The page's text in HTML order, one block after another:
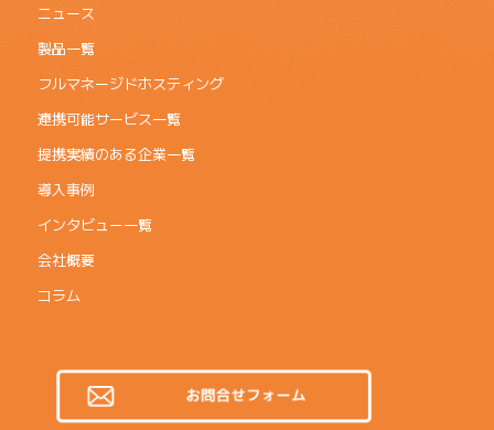
ニュース
製品一覧
フルマネージドホスティング
連携可能サービス一覧
提携実績のある企業一覧
導入事例
インタビュー一覧
会社概要
コラム